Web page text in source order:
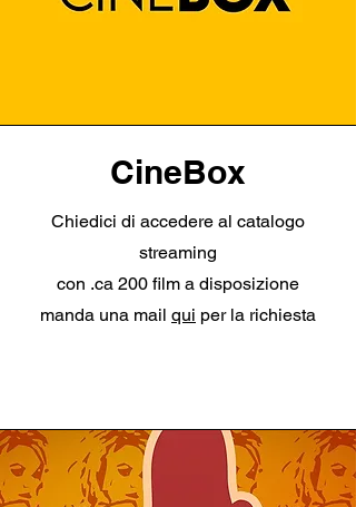
CineBox
Chiedici di accedere al catalogo
streaming
con .ca 200 film a disposizione
manda una mail qui per la richiesta